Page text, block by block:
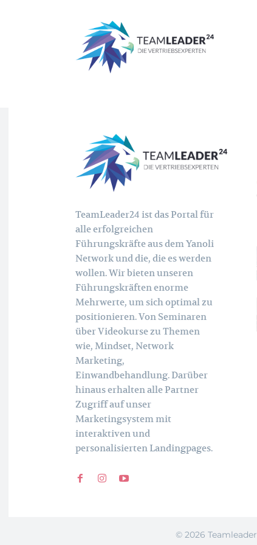
Übersicht eingesetzter Cookies
Übersicht
TeamLeader24 ist das Portal für
alle erfolgreichen
Führungskräfte aus dem Yanoli
Network und die, die es werden
wollen. Wir bieten unseren
Führungskräften enorme
Mehrwerte, um sich optimal zu
positionieren. Von Seminaren
über Videokurse zu Themen
wie, Mindset, Network
Marketing,
Einwandbehandlung. Darüber
hinaus erhalten alle Partner
Zugriff auf unser
Marketingsystem mit
interaktiven und
personalisierten Landingpages.
© 2026